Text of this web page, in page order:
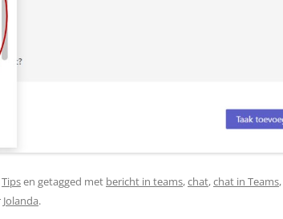
Tipsen getagged met bericht in teams,chat,chat in Teams,
Jolanda.